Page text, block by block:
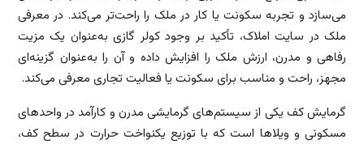
می‌سازد و تجربه سکونت یا کار در ملک را راحت‌تر می‌کند. در معرفی
ملک در سایت املاک، تأکید بر وجود کولر گازی به‌عنوان یک مزیت
رفاهی و مدرن، ارزش ملک را افزایش داده و آن را به‌عنوان گزینه‌ای
مجهز، راحت و مناسب برای سکونت یا فعالیت تجاری معرفی می‌کند.
گرمایش کف یکی از سیستم‌های گرمایشی مدرن و کارآمد در واحدهای
مسکونی و ویلاها است که با توزیع یکنواخت حرارت در سطح کف،